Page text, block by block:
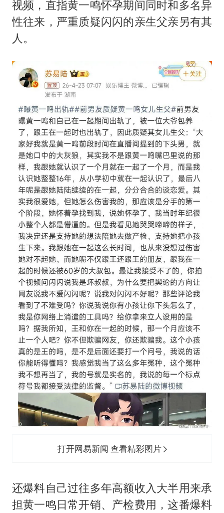
视频，直指黄一鸣怀孕期间同时和多名异
性往来，严重质疑闪闪的亲生父亲另有其
人。
打开网易新闻 查看精彩图片
还爆料自己过往多年高额收入大半用来承
担黄一鸣日常开销、产检费用，这番爆料